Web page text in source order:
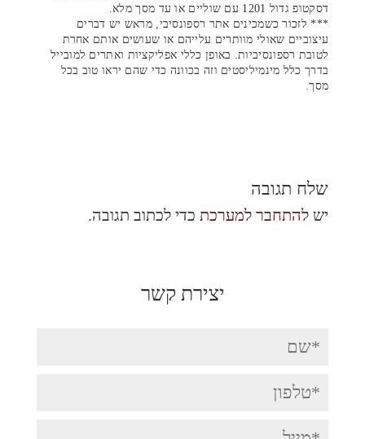
דסקטופ גדול 1201 עם שוליים או עד מסך מלא.
*** לזכור כשמכינים אתר רספונסיבי, מראש יש דברים
עיצוביים שאולי מוותרים עלייהם או שעושים אותם אחרת
לטובת רספונסיביות. באופן כללי אפליקציות ואתרים למובייל
בדרך כלל מינמיליסטים וזה בכוונה כדי שהם יראו טוב בכל
מסך.
שלח תגובה
יש להתחבר למערכתכדי לכתוב תגובה.
יצירת קשר